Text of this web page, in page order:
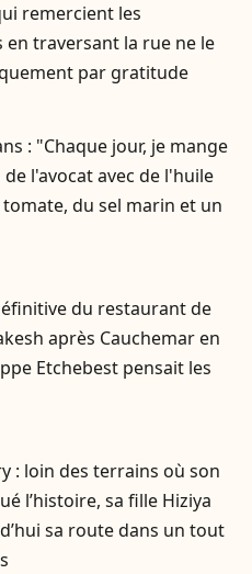
remercient les
traversant la rue ne le
par gratitude
: "Chaque jour, je mange
l'avocat avec de l'huile
du sel marin et un
du restaurant de
après Cauchemar en
Etchebest pensait les
: loin des terrains où son
l’histoire, sa fille Hiziya
sa route dans un tout